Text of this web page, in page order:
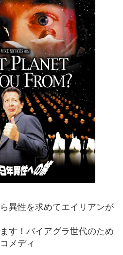
異性を求めてエイリアンが
す！バイアグラ世代のため
メディ